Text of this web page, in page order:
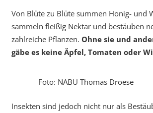
Von Blüte zu Blüte summen Honig- und
sammeln fleißig Nektar und bestäuben
zahlreiche Pflanzen. Ohne sie und
gäbe es keine Äpfel, Tomaten oder
Foto: NABU Thomas Droese
Insekten sind jedoch nicht nur als